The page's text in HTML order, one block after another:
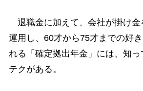
退職金に加えて、会社が掛け金
運用し、60才から75才までの好
れる「確定拠出年金」には、知
テクがある。